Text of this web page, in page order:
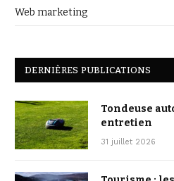
Web marketing
DERNIÈRES PUBLICATIONS
Tondeuse
entretien
31 juillet 2026